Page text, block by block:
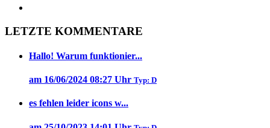
LETZTE KOMMENTARE
Hallo! Warum funktionier...
am 16/06/2024 08:27 Uhr Typ: D
es fehlen leider icons w...